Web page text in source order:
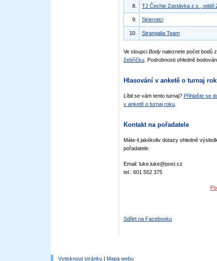
8. TJ Čechie Zastávka z.s., oddíl
9. Sklerotici
10. Strangalia Team
Ve sloupci Body naleznete počet bodů
žebříčku . Podrobnosti ohledně
Hlasování v anketě o turnaj
Líbil se vám tento turnaj? Přihlašte se
v anketě o turnaj roku
Kontakt na pořadatele
Máte-li jakékoliv dotazy ohledně
pořadatele:
Email: luke.luke@post.cz
tel.: 601 552 375
Sdílet na Facebooku
Vytisknout stránku | Mapa webu